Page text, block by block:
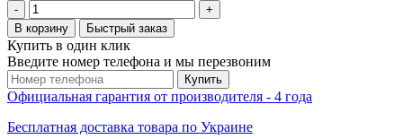
-
+
В корзину
Быстрый заказ
Купить в один клик
Введите номер телефона и мы перезвоним
Купить
Официальная гарантия от производителя - 4 года
Бесплатная доставка товара по Украине